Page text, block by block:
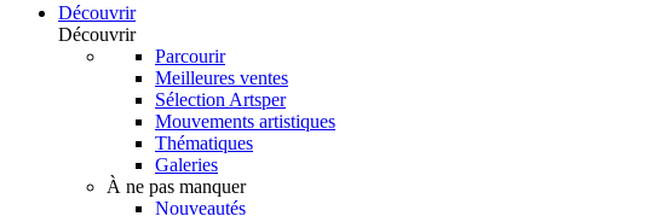
Découvrir
Découvrir
Parcourir
Meilleures ventes
Sélection Artsper
Mouvements artistiques
Thématiques
Galeries
À ne pas manquer
Nouveautés